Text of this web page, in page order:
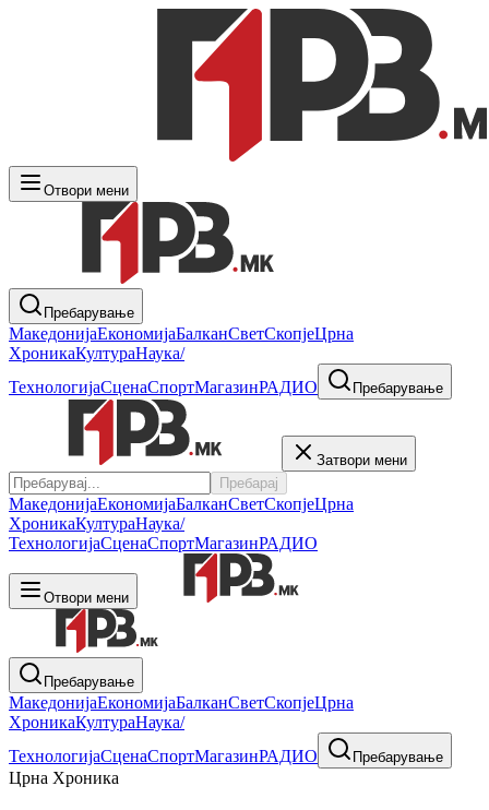
Отвори мени
Пребарување
МакедонијаЕкономијаБалканСветСкопјеЦрна
ХроникаКултураНаука/
ТехнологијаСценаСпортМагазинРАДИО Пребарување
Затвори мени
Пребарај
МакедонијаЕкономијаБалканСветСкопјеЦрна
ХроникаКултураНаука/
ТехнологијаСценаСпортМагазинРАДИО
Отвори мени
Пребарување
МакедонијаЕкономијаБалканСветСкопјеЦрна
ХроникаКултураНаука/
ТехнологијаСценаСпортМагазинРАДИО Пребарување
Црна Хроника